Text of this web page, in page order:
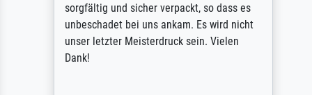
sorgfältig und sicher verpackt, so dass es
unbeschadet bei uns ankam. Es wird nicht
unser letzter Meisterdruck sein. Vielen
Dank!